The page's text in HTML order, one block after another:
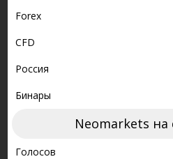
Forex
CFD
Россия
Бинары
Neomarkets на
Голосов